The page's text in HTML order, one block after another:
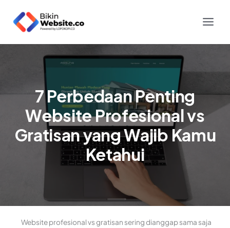
content
7 Perbedaan Penting
Website Profesional vs
Gratisan yang Wajib Kamu
Ketahui
Website profesional vs gratisan sering dianggap sama saja